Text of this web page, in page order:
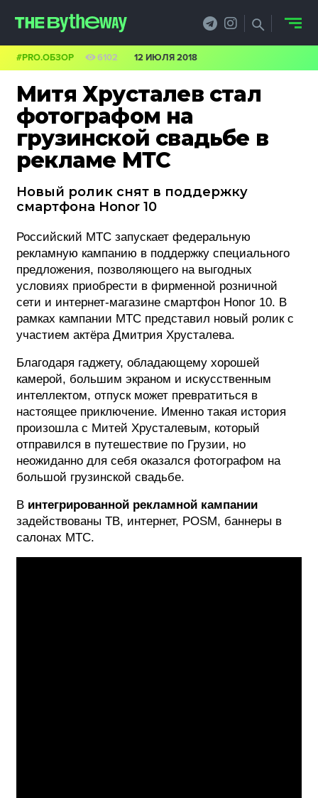
Митя Хрусталев стал
фотографом на
грузинской свадьбе в
рекламе МТС
Новый ролик снят в поддержку
смартфона Honor 10
#PRO.ОБЗОР 6102 12 ИЮЛЯ 2018
Российский МТС запускает федеральную
рекламную кампанию в поддержку специального
предложения, позволяющего на выгодных
условиях приобрести в фирменной розничной
сети и интернет-магазине смартфон Honor 10. В
рамках кампании МТС представил новый ролик с
участием актёра Дмитрия Хрусталева.
Благодаря гаджету, обладающему хорошей
камерой, большим экраном и искусственным
интеллектом, отпуск может превратиться в
настоящее приключение. Именно такая история
произошла с Митей Хрусталевым, который
отправился в путешествие по Грузии, но
неожиданно для себя оказался фотографом на
большой грузинской свадьбе.
В интегрированной рекламной кампании
задействованы ТВ, интернет, POSM, баннеры в
салонах МТС.
PRO.ОБЗОР
КЕЙСЫ
КРЕАТИВА
БИЗНЕС И
ТЕХНОЛОГИИ
ФЕСТИВАЛИ
ФОТОГРАФИЯ
ТИПОГРАФИКА
ИСТОРИИ БРЕНДОВ
О ПРОЕКТЕ
РЕКЛАМА
КОНТАКТЫ